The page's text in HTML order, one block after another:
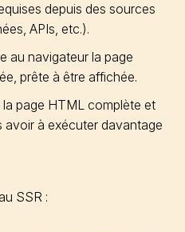
depuis des sources
APIs, etc.).
au navigateur la page
prête à être affichée.
page HTML complète et
avoir à exécuter davantage
SSR :